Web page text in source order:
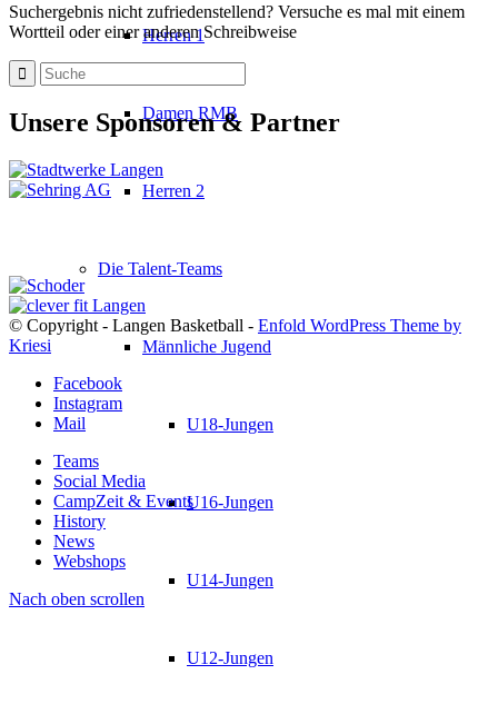
Herren 1
Damen RMB
Herren 2
Die Talent-Teams
Männliche Jugend
U18-Jungen
U16-Jungen
U14-Jungen
U12-Jungen
Suchergebnis nicht zufriedenstellend? Versuche es mal mit einem
Wortteil oder einer anderen Schreibweise
Unsere Sponsoren & Partner
© Copyright - Langen Basketball - Enfold WordPress Theme by
Kriesi
Facebook
Instagram
Mail
Teams
Social Media
CampZeit & Events
History
News
Webshops
Nach oben scrollen